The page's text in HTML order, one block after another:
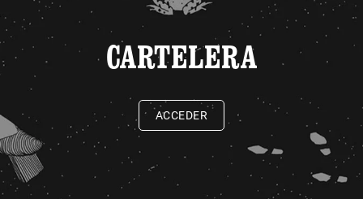
CARTELERA
ACCEDER